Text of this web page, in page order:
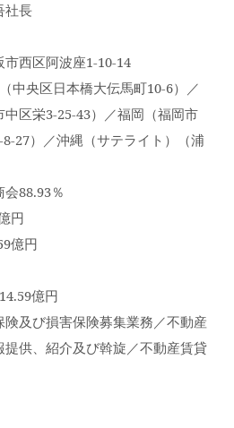
社長
西区阿波座1-10-14
中央区日本橋大伝馬町10-6）／
区栄3-25-43）／福岡（福岡市
27）／沖縄（サテライト）（浦
88.93％
円
億円
億円
及び損害保険募集業務／不動産
提供、紹介及び斡旋／不動産賃貸